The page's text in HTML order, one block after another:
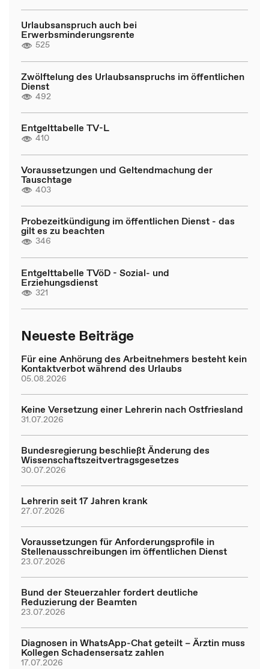
Urlaubsanspruch auch bei
Erwerbsminderungsrente
525
Zwölftelung des Urlaubsanspruchs im öffentlichen
Dienst
492
Entgelttabelle TV-L
410
Voraussetzungen und Geltendmachung der
Tauschtage
403
Probezeitkündigung im öffentlichen Dienst - das
gilt es zu beachten
346
Entgelttabelle TVöD - Sozial- und
Erziehungsdienst
321
Neueste Beiträge
Für eine Anhörung des Arbeitnehmers besteht kein
Kontaktverbot während des Urlaubs
05.08.2026
Keine Versetzung einer Lehrerin nach Ostfriesland
31.07.2026
Bundesregierung beschließt Änderung des
Wissenschaftszeitvertragsgesetzes
30.07.2026
Lehrerin seit 17 Jahren krank
27.07.2026
Voraussetzungen für Anforderungsprofile in
Stellenausschreibungen im öffentlichen Dienst
23.07.2026
Bund der Steuerzahler fordert deutliche
Reduzierung der Beamten
23.07.2026
Diagnosen in WhatsApp-Chat geteilt – Ärztin muss
Kollegen Schadensersatz zahlen
17.07.2026